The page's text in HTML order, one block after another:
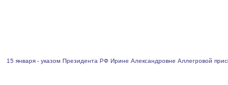
15 января - указом Президента РФ Ирине Александровне Аллегровой